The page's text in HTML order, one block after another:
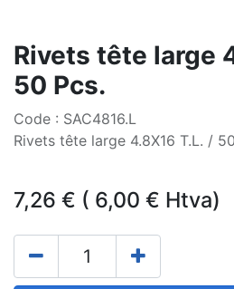
Rivets tête large
50 Pcs.
Code : SAC4816.L
Rivets tête large 4.8X16 T.L. /
7,26 € ( 6,00 € Htva)